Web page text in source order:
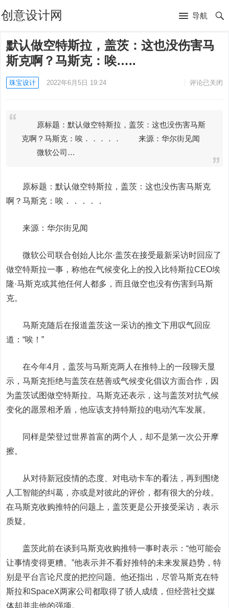
创意设计网 导航
默认做空特斯拉，盖茨：这也没伤害马
斯克啊？马斯克：唉…..
珠宝设计 2022年6月5日 19:24 评论已关闭
原标题：默认做空特斯拉，盖茨：这也没伤害马斯
克啊？马斯克：唉．．．．． 来源：华尔街见闻
微软公司…
原标题：默认做空特斯拉 ，盖茨：这也没伤害马斯克
啊？马斯克：唉．．．．．
来源：华尔街见闻
微软公司联合创始人比尔·盖茨在接受最新采访时回应了
做空特斯拉一事，称他在气候变化上的投入比特斯拉CEO埃
隆·马斯克或其他任何人都多，而且做空也没有伤害到马斯
克。
马斯克随后在报道盖茨这一采访的推文下用叹气回应
道：“唉！”
在今年4月，盖茨与马斯克两人在推特 上的一段聊天显
示，马斯克拒绝与盖茨在慈善或气候变化倡议方面合作，因
为盖茨试图做空特斯拉。马斯克还表示，这与盖茨对抗气候
变化的愿景相矛盾，他应该支持特斯拉的电动汽车发展。
同样是荣登过世界首富的两个人，却不是第一次公开摩
擦。
从对待新冠疫情的态度、对电动卡车的看法，再到围绕
人工智能的纠葛，亦或是对彼此的评价，都有很大的分歧。
在马斯克收购推特的问题上，盖茨更是公开接受采访 ，表示
质疑。
盖茨此前在谈到马斯克收购推特一事时表示：“他可能会
让事情变得更糟。”他表示并不看好推特的未来发展趋势，特
别是平台言论尺度的把控问题。他还指出，尽管马斯克在特
斯拉和SpaceX两家公司都取得了骄人成绩，但经营社交媒
体却并非他的强项。